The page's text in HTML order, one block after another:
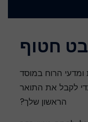
חטוף
הרוח במוסד
לקבל את התואר
הראשון שלך?